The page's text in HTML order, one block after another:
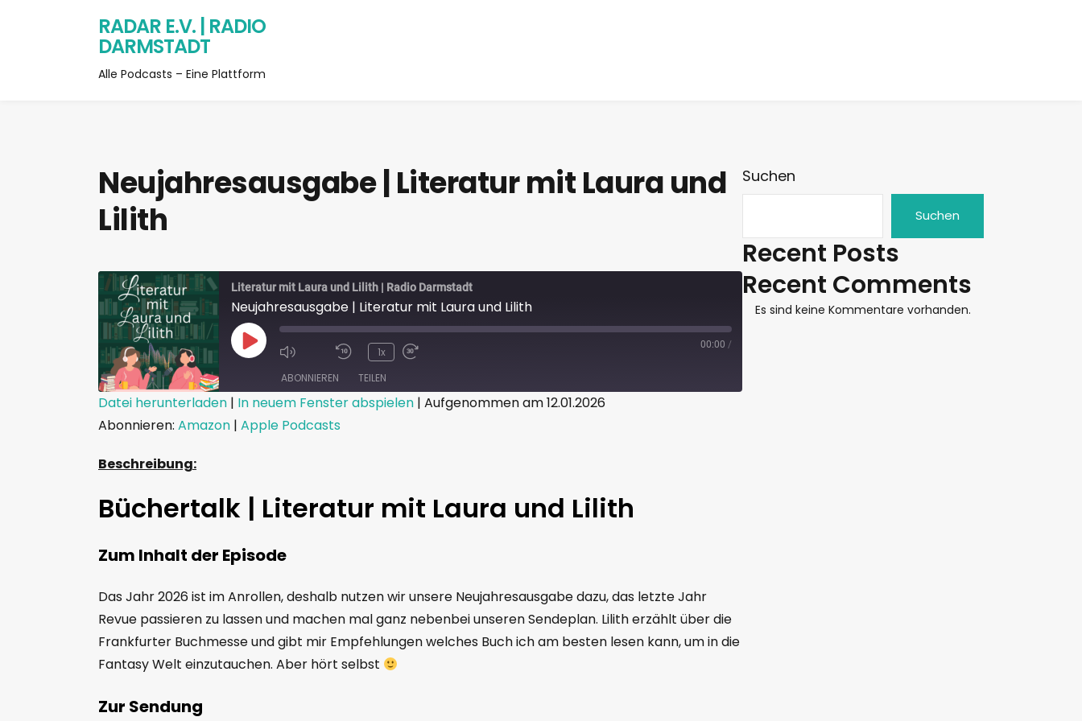
RADAR E.V. | RADIO
DARMSTADT
Alle Podcasts – Eine Plattform
Neujahresausgabe | Literatur mit Laura und
Lilith
Literatur mit Laura und Lilith | Radio Darmstadt
Neujahresausgabe | Literatur mit Laura und Lilith
1x
00:00 /
ABONNIEREN TEILEN
Amazon
RSS FEED
TEILEN
LINK
Datei herunterladen | In neuem Fenster abspielen | Aufgenommen am 12.01.2026
Abonnieren: Amazon | Apple Podcasts
Beschreibung:
Büchertalk | Literatur mit Laura und Lilith
Zum Inhalt der Episode
Das Jahr 2026 ist im Anrollen, deshalb nutzen wir unsere Neujahresausgabe dazu, das letzte Jahr
Revue passieren zu lassen und machen mal ganz nebenbei unseren Sendeplan. Lilith erzählt über die
Frankfurter Buchmesse und gibt mir Empfehlungen welches Buch ich am besten lesen kann, um in die
Fantasy Welt einzutauchen. Aber hört selbst
Zur Sendung
Suchen
Suchen
Recent Posts
Recent Comments
Es sind keine Kommentare vorhanden.